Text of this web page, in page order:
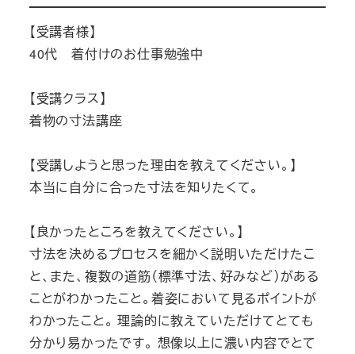
【受講者様】
40代 着付けのお仕事勉強中
【受講クラス】
着物の寸法講座
【受講しようと思った理由を教えてください。】
本当に自分に合った寸法を知りたくて。
【良かったところを教えてください。】
寸法を決めるプロセスを細かく説明いただけたこ
と、また、複数の道筋（標準寸法、好みなど）がある
ことがわかったこと。着姿において見るポイントが
わかったこと。 理論的に教えていただけてとても
分かり易かったです。 想像以上に濃い内容でとて